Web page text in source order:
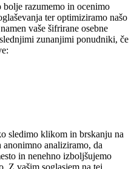
bolje razumemo in ocenimo
ter optimiziramo našo
vaše šifrirane osebne
zunanjimi ponudniki, če
sledimo klikom in brskanju na
anonimno analiziramo, da
in nenehno izboljšujemo
Z vašim soglasjem na tej